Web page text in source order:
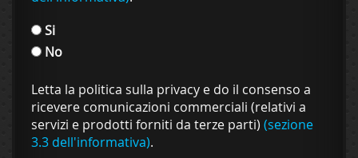
Si
No
Letta la politica sulla privacy e do il consenso a
ricevere comunicazioni commerciali (relativi a
servizi e prodotti forniti da terze parti) (sezione
3.3 dell'informativa).